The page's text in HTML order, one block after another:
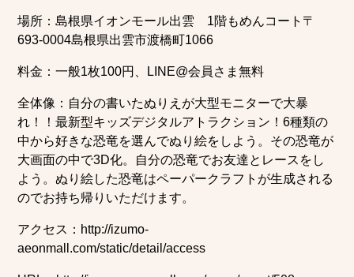
場所：島根県イオンモール出雲 1階もめんコート〒
693-0004島根県出雲市渡橋町1066
料金：一般1枚100円、LINE@会員さま無料
全体像：自分の書いたぬりえが大型モニターで大暴
れ！！最新型キッズデジタルアトラクション！6種類の
中から好きな恐竜を選んでぬり絵をしよう。その恐竜が
大画面の中で3D化。自分の恐竜でお友達とレースをし
よう。ぬり絵した恐竜はペーパークラフトが生成される
のでお持ち帰りいただけます。
アクセス：http://izumo-
aeonmall.com/static/detail/access